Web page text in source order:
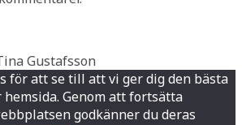
Gustafsson
för att se till att vi ger dig den bästa
Genom att fortsätta
godkänner du deras